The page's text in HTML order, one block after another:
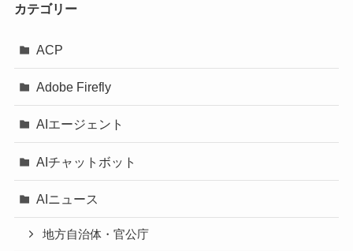
カテゴリー
ACP
Adobe Firefly
AIエージェント
AIチャットボット
AIニュース
地方自治体・官公庁